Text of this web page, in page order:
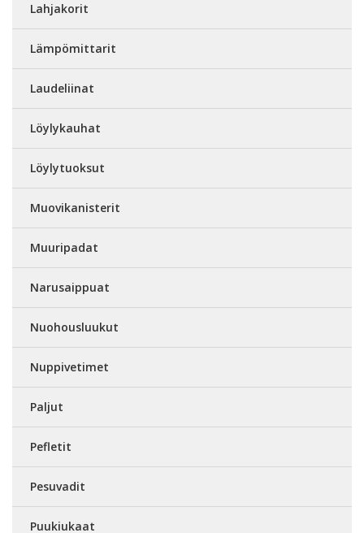
Lahjakorit
Lämpömittarit
Laudeliinat
Löylykauhat
Löylytuoksut
Muovikanisterit
Muuripadat
Narusaippuat
Nuohousluukut
Nuppivetimet
Paljut
Pefletit
Pesuvadit
Puukiukaat